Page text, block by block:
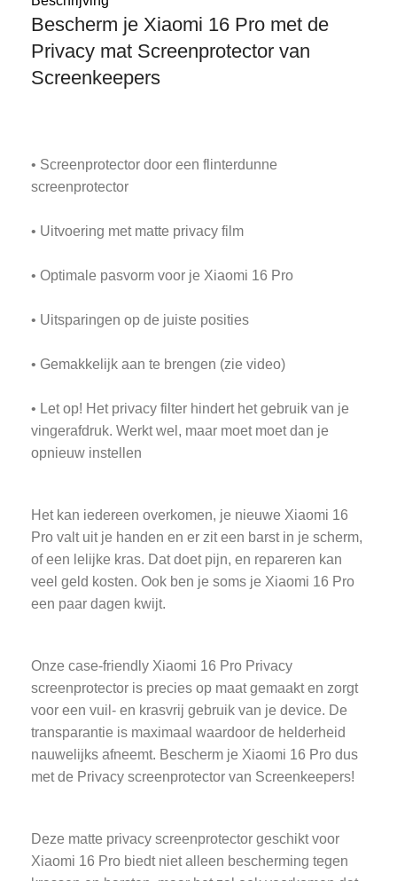
Bescherm je Xiaomi 16 Pro met de
Privacy mat Screenprotector van
Screenkeepers
• Screenprotector door een flinterdunne
screenprotector
• Uitvoering met matte privacy film
• Optimale pasvorm voor je Xiaomi 16 Pro
• Uitsparingen op de juiste posities
• Gemakkelijk aan te brengen (zie video)
• Let op! Het privacy filter hindert het gebruik van je
vingerafdruk. Werkt wel, maar moet moet dan je
opnieuw instellen
Het kan iedereen overkomen, je nieuwe Xiaomi 16
Pro valt uit je handen en er zit een barst in je scherm,
of een lelijke kras. Dat doet pijn, en repareren kan
veel geld kosten. Ook ben je soms je Xiaomi 16 Pro
een paar dagen kwijt.
Onze case-friendly Xiaomi 16 Pro Privacy
screenprotector is precies op maat gemaakt en zorgt
voor een vuil- en krasvrij gebruik van je device. De
transparantie is maximaal waardoor de helderheid
nauwelijks afneemt. Bescherm je Xiaomi 16 Pro dus
met de Privacy screenprotector van Screenkeepers!
Deze matte privacy screenprotector geschikt voor
Xiaomi 16 Pro biedt niet alleen bescherming tegen